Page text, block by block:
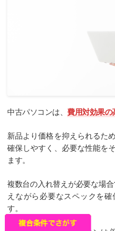
中古パソコンは、費用対効果の
新品より価格を抑えられるた
確保しやすく、必要な性能を
ます。
複数台の入れ替えが必要な場
えながら必要なスペックを
す。